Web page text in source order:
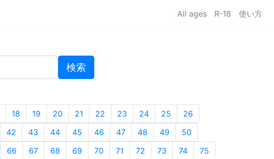
All ages R-18 使い方
検索
18 19 20 21 22 23 24 25
26
42 43 44 45 46 47 48 49
50
66 67 68 69 70 71 72 73 74
75